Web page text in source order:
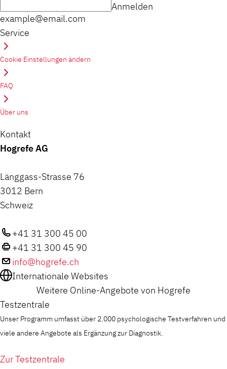
example@email.com
Anmelden
Service
Cookie Einstellungen ändern
FAQ
Über uns
Kontakt
Hogrefe AG
Länggass-Strasse 76
3012 Bern
Schweiz
+41 31 300 45 00
+41 31 300 45 90
info@hogrefe.ch
Internationale Websites
Weitere Online-Angebote von Hogrefe
Testzentrale
Unser Programm umfasst über 2.000 psychologische Testverfahren und
viele andere Angebote als Ergänzung zur Diagnostik.
Zur Testzentrale